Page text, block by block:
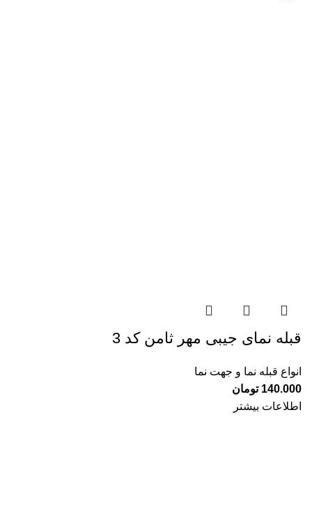
قبله نمای جیبی مهر ثامن کد 3
انواع قبله نما و جهت نما
140.000 تومان
اطلاعات بیشتر